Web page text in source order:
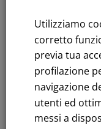
Sustainability:
Title
Tenders: All Tenders
FNM S.p.A.
Headquarters in
Utilizziamo
corretto
previa tua
profilazione
navigazione
utenti ed
messi a